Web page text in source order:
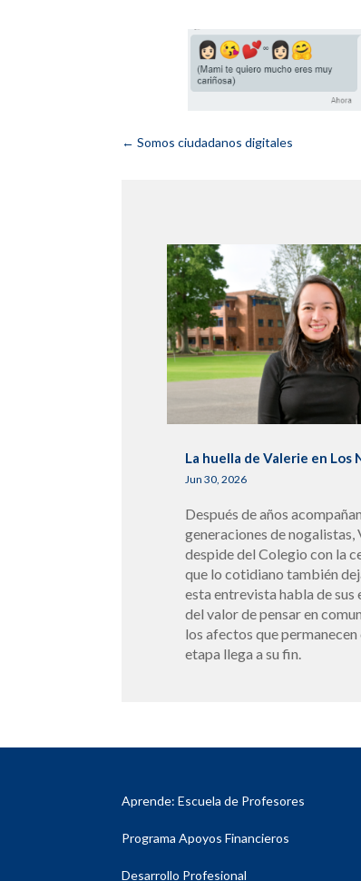
←Somos ciudadanos digitales
La huella de Valerie en Los
Jun 30, 2026
Después de años
generaciones de nogalistas,
despide del Colegio con la
que lo cotidiano también
esta entrevista habla de sus
del valor de pensar en
los afectos que permanecen
etapa llega a su fin.
Aprende: Escuela de Profesores
Programa Apoyos Financieros
Desarrollo Profesional